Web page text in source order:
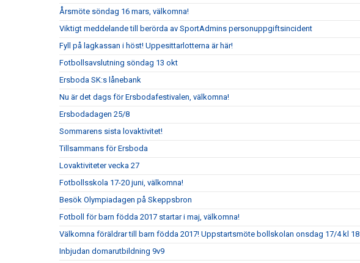
Årsmöte söndag 16 mars, välkomna!
Viktigt meddelande till berörda av SportAdmins personuppgiftsincident
Fyll på lagkassan i höst! Uppesittarlotterna är här!
Fotbollsavslutning söndag 13 okt
Ersboda SK:s lånebank
Nu är det dags för Ersbodafestivalen, välkomna!
Ersbodadagen 25/8
Sommarens sista lovaktivitet!
Tillsammans för Ersboda
Lovaktiviteter vecka 27
Fotbollsskola 17-20 juni, välkomna!
Besök Olympiadagen på Skeppsbron
Fotboll för barn födda 2017 startar i maj, välkomna!
Välkomna föräldrar till barn födda 2017! Uppstartsmöte bollskolan onsdag 17/4 kl 18
Inbjudan domarutbildning 9v9